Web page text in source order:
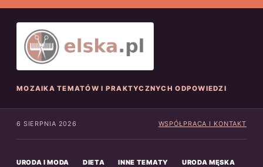
MOZAIKA TEMATÓW I PRAKTYCZNYCH ODPOWIEDZI
6 SIERPNIA 2026 WSPÓŁPRACA I KONTAKT
URODA I MODA DIETA INNE TEMATY URODA MĘSKA